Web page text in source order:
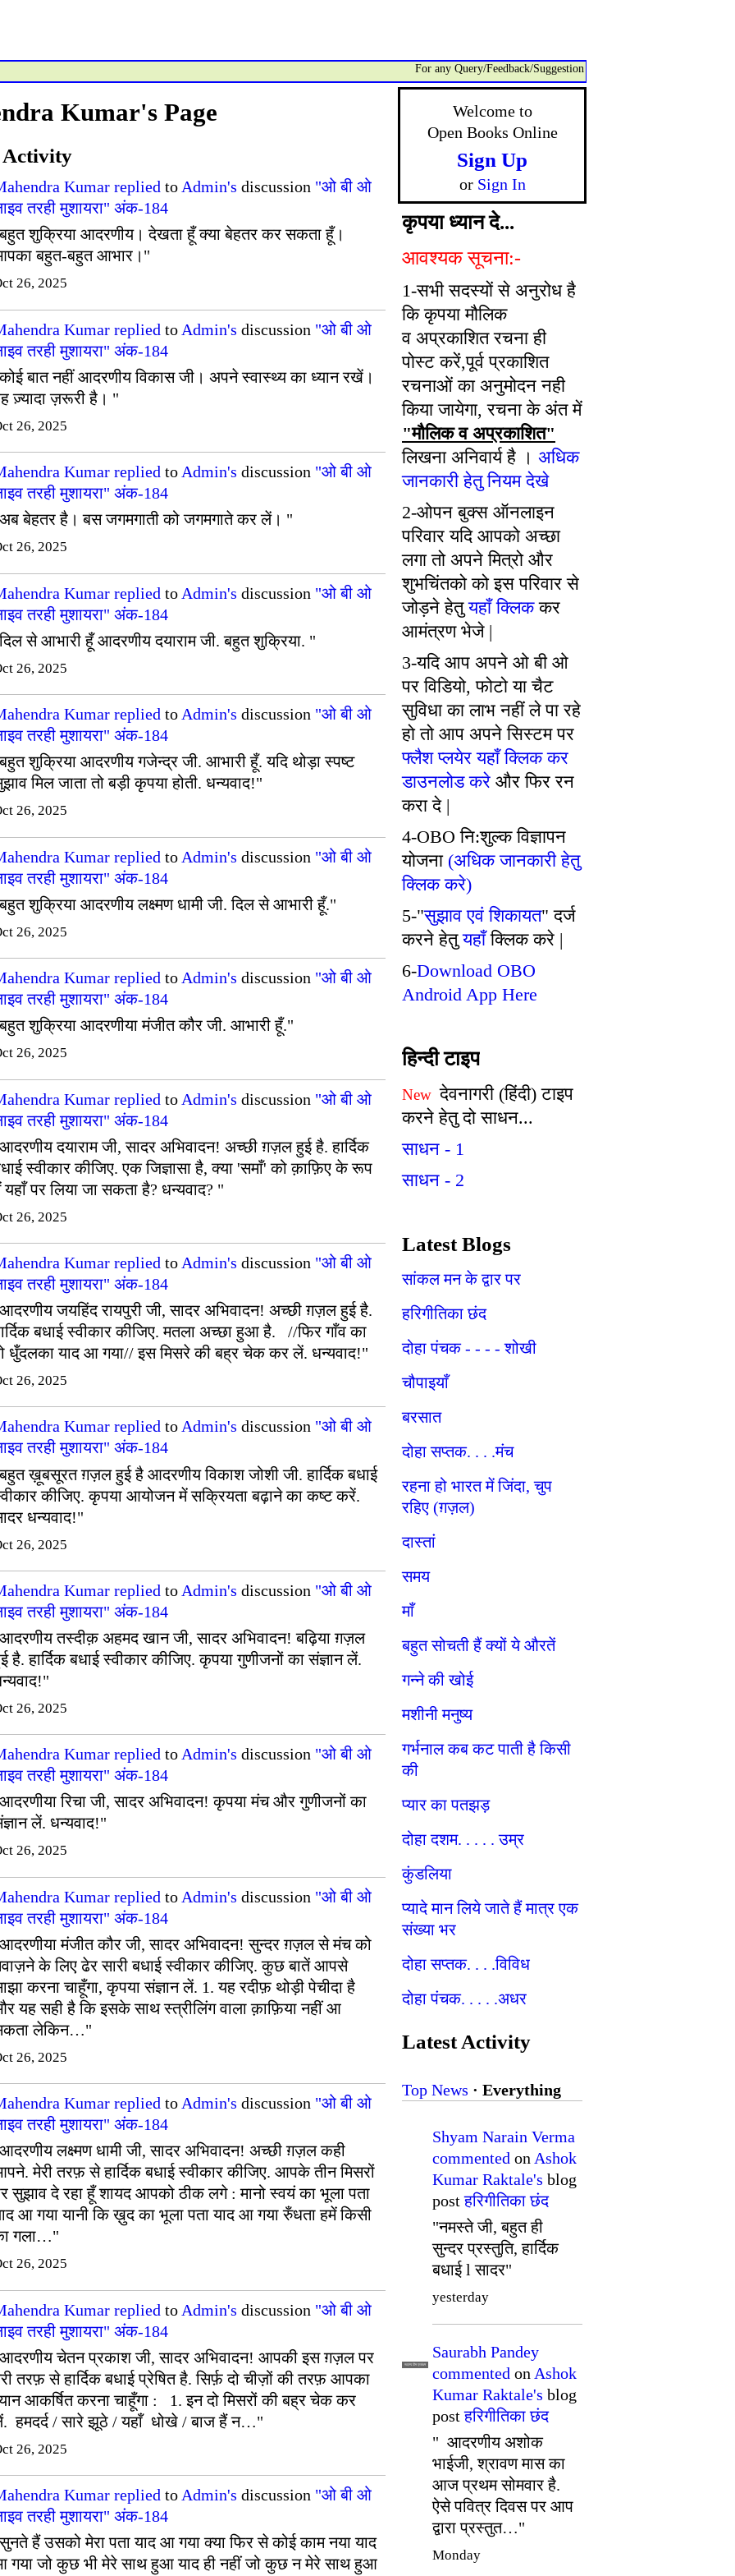
For any Query/Feedback/Suggestion related to OBO, please contact:-
Kumar's Page
Activity
Kumar replied to Admin's discussion "ओ बी ओ
तरही मुशायरा" अंक-184
शुक्रिया आदरणीय। देखता हूँ क्या बेहतर कर सकता हूँ।
बहुत-बहुत आभार।"
26, 2025
Kumar replied to Admin's discussion "ओ बी ओ
तरही मुशायरा" अंक-184
बात नहीं आदरणीय विकास जी। अपने स्वास्थ्य का ध्यान रखें।
ज़्यादा ज़रूरी है। "
26, 2025
Kumar replied to Admin's discussion "ओ बी ओ
तरही मुशायरा" अंक-184
बेहतर है। बस जगमगाती को जगमगाते कर लें। "
26, 2025
Kumar replied to Admin's discussion "ओ बी ओ
तरही मुशायरा" अंक-184
से आभारी हूँ आदरणीय दयाराम जी. बहुत शुक्रिया. "
26, 2025
Kumar replied to Admin's discussion "ओ बी ओ
तरही मुशायरा" अंक-184
शुक्रिया आदरणीय गजेन्द्र जी. आभारी हूँ. यदि थोड़ा स्पष्ट
मिल जाता तो बड़ी कृपया होती. धन्यवाद!"
26, 2025
Kumar replied to Admin's discussion "ओ बी ओ
तरही मुशायरा" अंक-184
शुक्रिया आदरणीय लक्ष्मण धामी जी. दिल से आभारी हूँ."
26, 2025
Kumar replied to Admin's discussion "ओ बी ओ
तरही मुशायरा" अंक-184
शुक्रिया आदरणीया मंजीत कौर जी. आभारी हूँ."
26, 2025
Kumar replied to Admin's discussion "ओ बी ओ
तरही मुशायरा" अंक-184
दयाराम जी, सादर अभिवादन! अच्छी ग़ज़ल हुई है. हार्दिक
स्वीकार कीजिए. एक जिज्ञासा है, क्या 'समाँ' को क़ाफ़िए के रूप
यहाँ पर लिया जा सकता है? धन्यवाद? "
26, 2025
Kumar replied to Admin's discussion "ओ बी ओ
तरही मुशायरा" अंक-184
जयहिंद रायपुरी जी, सादर अभिवादन! अच्छी ग़ज़ल हुई है.
बधाई स्वीकार कीजिए. मतला अच्छा हुआ है. //फिर गाँव का
धुँदलका याद आ गया// इस मिसरे की बह्र चेक कर लें. धन्यवाद!"
26, 2025
Kumar replied toAdmin's discussion "ओ बी ओ
तरही मुशायरा" अंक-184
ख़ूबसूरत ग़ज़ल हुई है आदरणीय विकाश जोशी जी. हार्दिक बधाई
कीजिए. कृपया आयोजन में सक्रियता बढ़ाने का कष्ट करें.
धन्यवाद!"
26, 2025
Kumar replied to Admin's discussion "ओ बी ओ
तरही मुशायरा" अंक-184
तस्दीक़ अहमद खान जी, सादर अभिवादन! बढ़िया ग़ज़ल
है. हार्दिक बधाई स्वीकार कीजिए. कृपया गुणीजनों का संज्ञान लें.
26, 2025
Kumar replied to Admin's discussion "ओ बी ओ
तरही मुशायरा" अंक-184
रिचा जी, सादर अभिवादन! कृपया मंच और गुणीजनों का
लें. धन्यवाद!"
26, 2025
Kumar replied to Admin's discussion "ओ बी ओ
तरही मुशायरा" अंक-184
मंजीत कौर जी, सादर अभिवादन! सुन्दर ग़ज़ल से मंच को
के लिए ढेर सारी बधाई स्वीकार कीजिए. कुछ बातें आपसे
करना चाहूँगा, कृपया संज्ञान लें. 1. यह रदीफ़ थोड़ी पेचीदा है
यह सही है कि इसके साथ स्त्रीलिंग वाला क़ाफ़िया नहीं आ
लेकिन…"
26, 2025
Kumar replied to Admin's discussion "ओ बी ओ
तरही मुशायरा" अंक-184
लक्ष्मण धामी जी, सादर अभिवादन! अच्छी ग़ज़ल कही
मेरी तरफ़ से हार्दिक बधाई स्वीकार कीजिए. आपके तीन मिसरों
सुझाव दे रहा हूँ शायद आपको ठीक लगे : मानो स्वयं का भूला पता
आ गया यानी कि ख़ुद का भूला पता याद आ गया रुँधता हमें किसी
गला…"
26, 2025
Kumar replied to Admin's discussion "ओ बी ओ
तरही मुशायरा" अंक-184
चेतन प्रकाश जी, सादर अभिवादन! आपकी इस ग़ज़ल पर
तरफ़ से हार्दिक बधाई प्रेषित है. सिर्फ़ दो चीज़ों की तरफ़ आपका
आकर्षित करना चाहूँगा : 1. इन दो मिसरों की बह्र चेक कर
हमदर्द / सारे झूठे / यहाँ धोखे / बाज हैं न…"
26, 2025
Kumar replied to Admin's discussion "ओ बी ओ
तरही मुशायरा" अंक-184
हैं उसको मेरा पता याद आ गया क्या फिर से कोई काम नया याद
गया जो कुछ भी मेरे साथ हुआ याद ही नहीं जो कुछ न मेरे साथ हुआ
Welcome to
Open Books Online
Sign Up
or Sign In
कृपया ध्यान दे...
आवश्यक सूचना:-
1-सभी सदस्यों से अनुरोध है
कि कृपया मौलिक
व अप्रकाशित रचना ही
पोस्ट करें,पूर्व प्रकाशित
रचनाओं का अनुमोदन नही
किया जायेगा, रचना के अंत में
"मौलिक व अप्रकाशित"
लिखना अनिवार्य है । अधिक
जानकारी हेतु नियम देखे
2-ओपन बुक्स ऑनलाइन
परिवार यदि आपको अच्छा
लगा तो अपने मित्रो और
शुभचिंतको को इस परिवार से
जोड़ने हेतुयहाँ क्लिककर
आमंत्रण भेजे |
3-यदि आप अपने ओ बी ओ
पर विडियो, फोटो या चैट
सुविधा का लाभ नहीं ले पा रहे
हो तो आप अपने सिस्टम पर
फ्लैश प्लयेर यहाँ क्लिक कर
डाउनलोड करे और फिर रन
करा दे |
4-OBO नि:शुल्क विज्ञापन
योजना (अधिक जानकारी हेतु
क्लिक करे)
5-"सुझाव एवं शिकायत" दर्ज
करने हेतुयहाँक्लिक करे |
6-Download OBO
Android App Here
हिन्दी टाइप
New देवनागरी (हिंदी) टाइप
करने हेतु दो साधन...
साधन - 1
साधन - 2
Latest Blogs
सांकल मन के द्वार पर
हरिगीतिका छंद
दोहा पंचक - - - - शोखी
चौपाइयाँ
बरसात
दोहा सप्तक. . . .मंच
रहना हो भारत में जिंदा, चुप
रहिए (ग़ज़ल)
दास्तां
समय
माँ
बहुत सोचती हैं क्यों ये औरतें
गन्ने की खोई
मशीनी मनुष्य
गर्भनाल कब कट पाती है किसी
की
प्यार का पतझड़
दोहा दशम. . . . . उम्र
कुंडलिया
प्यादे मान लिये जाते हैं मात्र एक
संख्या भर
दोहा सप्तक. . . .विविध
दोहा पंचक. . . . .अधर
Latest Activity
Top News · Everything
Shyam Narain Verma
commented on Ashok
Kumar Raktale's blog
postहरिगीतिका छंद
"नमस्ते जी, बहुत ही
सुन्दर प्रस्तुति, हार्दिक
बधाई l सादर"
yesterday
सदस्य टीम प्रबंधन
Saurabh Pandey
commented on Ashok
Kumar Raktale's blog
postहरिगीतिका छंद
" आदरणीय अशोक
भाईजी, श्रावण मास का
आज प्रथम सोमवार है.
ऐसे पवित्र दिवस पर आप
द्वारा प्रस्तुत…"
Monday